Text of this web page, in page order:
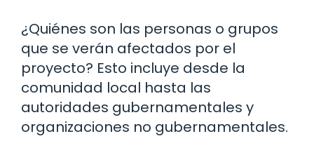
¿Quiénes son las personas o grupos
que se verán afectados por el
proyecto? Esto incluye desde la
comunidad local hasta las
autoridades gubernamentales y
organizaciones no gubernamentales.